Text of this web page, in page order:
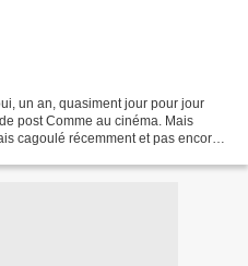
un an, quasiment jour pour jour
post Comme au cinéma. Mais
cagoulé récemment et pas encore